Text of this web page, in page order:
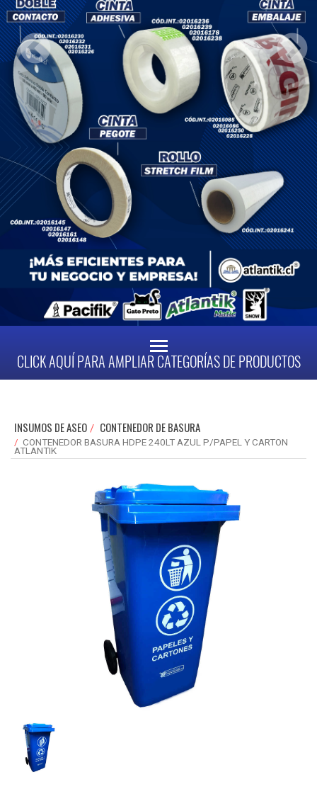
CLICK AQUÍ PARA AMPLIAR CATEGORÍAS DE PRODUCTOS
INSUMOS DE ASEO CONTENEDOR DE BASURA
CONTENEDOR BASURA HDPE 240LT AZUL P/PAPEL Y CARTON
ATLANTIK